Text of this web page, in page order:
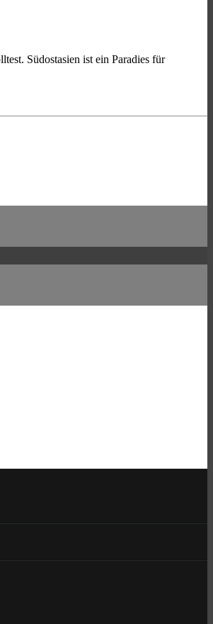
Südostasien ist ein Paradies für